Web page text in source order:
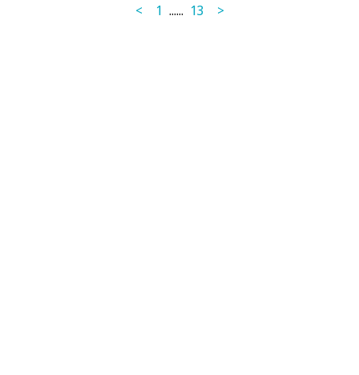
< 1 ...... 13 >